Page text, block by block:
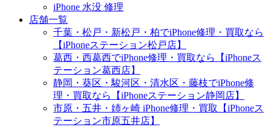
iPhone 水没 修理
店舗一覧
千葉・松戸・新松戸・柏でiPhone修理・買取なら
【iPhoneステーション松戸店】
葛西・西葛西でiPhone修理・買取なら【iPhoneス
テーション葛西店】
静岡・葵区・駿河区・清水区・藤枝でiPhone修
理・買取なら【iPhoneステーション静岡店】
市原・五井・姉ヶ崎 iPhone修理・買取【iPhoneス
テーション市原五井店】